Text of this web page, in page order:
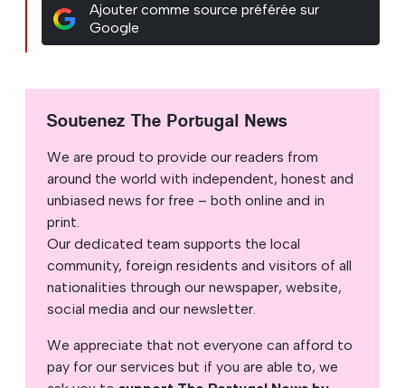
Ajouter comme source préférée sur
Google
Soutenez The Portugal News
We are proud to provide our readers from
around the world with independent, honest and
unbiased news for free – both online and in
print.
Our dedicated team supports the local
community, foreign residents and visitors of all
nationalities through our newspaper, website,
social media and our newsletter.
We appreciate that not everyone can afford to
pay for our services but if you are able to, we